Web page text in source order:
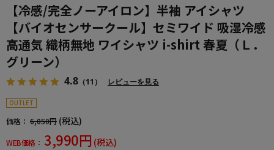
【冷感/完全ノーアイロン】半袖 アイシャツ
【バイオセンサークール】セミワイド 吸湿冷感
高通気 織柄無地 ワイシャツ i-shirt 春夏（Ｌ．
グリーン）
4.8 （11） レビューを見る
OUTLET
価格： 6,050円 (税込)
WEB価格： 3,990円 (税込)